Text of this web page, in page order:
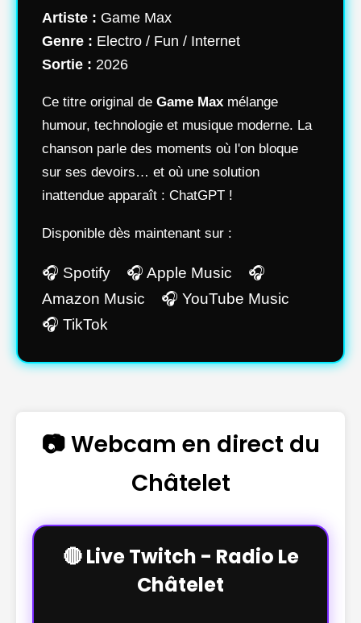
Artiste : Game Max
Genre : Electro / Fun / Internet
Sortie : 2026
Ce titre original de Game Max mélange
humour, technologie et musique moderne. La
chanson parle des moments où l'on bloque
sur ses devoirs… et où une solution
inattendue apparaît : ChatGPT !
Disponible dès maintenant sur :
🎧 Spotify 🎧 Apple Music 🎧
Amazon Music 🎧 YouTube Music
🎧 TikTok
📷 Webcam en direct du
Châtelet
🔴 Live Twitch - Radio Le
Châtelet